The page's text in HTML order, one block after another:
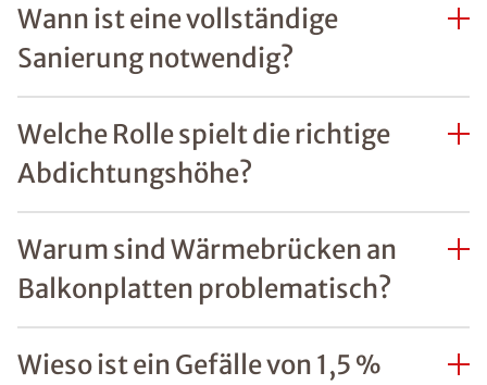
Wann ist eine vollständige
Sanierung notwendig?
Welche Rolle spielt die richtige
Abdichtungshöhe?
Warum sind Wärmebrücken an
Balkonplatten problematisch?
Wieso ist ein Gefälle von 1,5 %